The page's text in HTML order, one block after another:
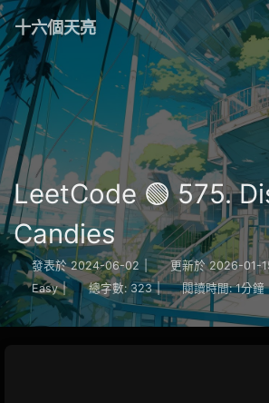
十六個天亮
LeetCode 🟢 575.
Candies
發表於 2024-06-02 更新於 2026-01-
Easy | 總字數: 323 | 閱讀時間: 1分鐘